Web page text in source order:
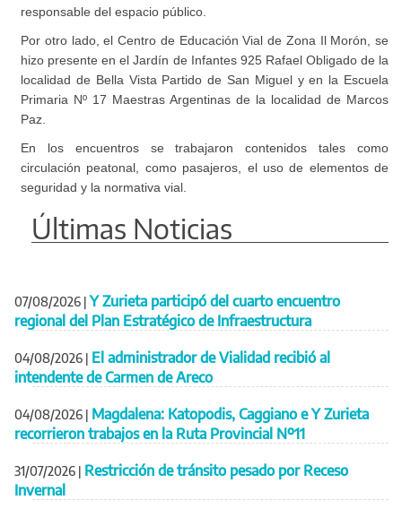
responsable del espacio público.
Por otro lado, el Centro de Educación Vial de Zona Il Morón, se
hizo presente en el Jardín de Infantes 925 Rafael Obligado de la
localidad de Bella Vista Partido de San Miguel y en la Escuela
Primaria Nº 17 Maestras Argentinas de la localidad de Marcos
Paz.
En los encuentros se trabajaron contenidos tales como
circulación peatonal, como pasajeros, el uso de elementos de
seguridad y la normativa vial.
Últimas Noticias
07/08/2026 | Y Zurieta participó del cuarto encuentro
regional del Plan Estratégico de Infraestructura
04/08/2026 | El administrador de Vialidad recibió al
intendente de Carmen de Areco
04/08/2026 | Magdalena: Katopodis, Caggiano e Y Zurieta
recorrieron trabajos en la Ruta Provincial Nº11
31/07/2026 | Restricción de tránsito pesado por Receso
Invernal